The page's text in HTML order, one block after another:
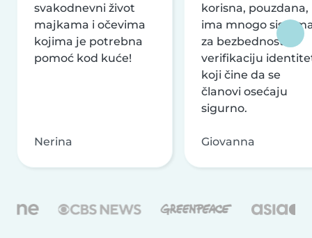
svakodnevni život
majkama i očevima
kojima je potrebna
pomoć kod kuće!
Nerina
korisna, pouzdana,
ima mnogo
za bezbednost i
verifikaciju
koji čine da se
članovi osećaju
sigurno.
Giovanna